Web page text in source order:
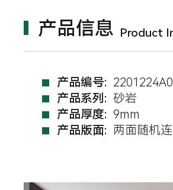
产品信息 Product
产品编号:
产品系列: 砂岩
产品厚度: 9mm
产品版面: 两面随机